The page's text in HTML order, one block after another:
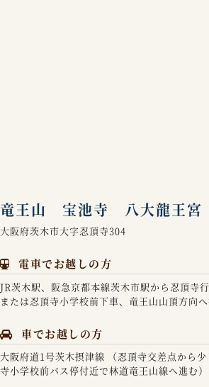
竜王山 宝池寺 八大龍王宮
大阪府茨木市大字忍頂寺304
電車でお越しの方
JR茨木駅、阪急京都本線茨木市駅から忍頂寺
または忍頂寺小学校前下車、竜王山山頂方向へ
車でお越しの方
大阪府道1号茨木摂津線 （忍頂寺交差点から
寺小学校前バス停付近で林道竜王山線へ進む）